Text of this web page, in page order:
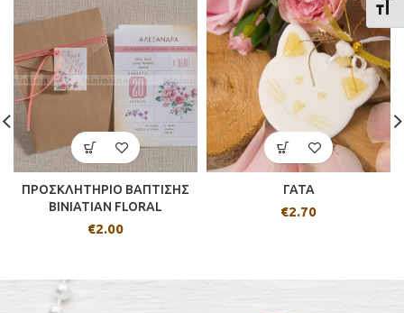
ΠΡΟΣΚΛΗΤΗΡΙΟ ΒΑΠΤΙΣΗΣ
BINIATIAN FLORAL
€2.00
ΓΑΤΑ
€2.70